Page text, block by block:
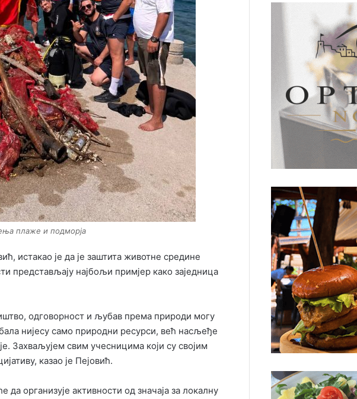
плаже и подморја
истакао је да је заштита животне средине
представљају најбољи примјер како заједница
одговорност и љубав према природи могу
нијесу само природни ресурси, већ насљеђе
Захваљујем свим учесницима који су својим
казао је Пејовић.
организује активности од значаја за локалну